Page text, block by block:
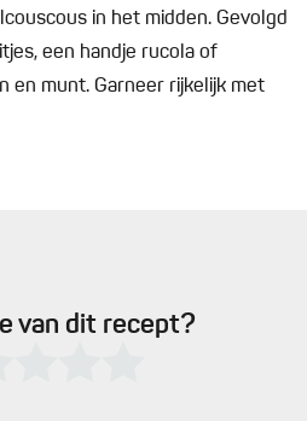
in het midden. Gevolgd
een handje rucola of
en munt. Garneer rijkelijk met
van dit recept?